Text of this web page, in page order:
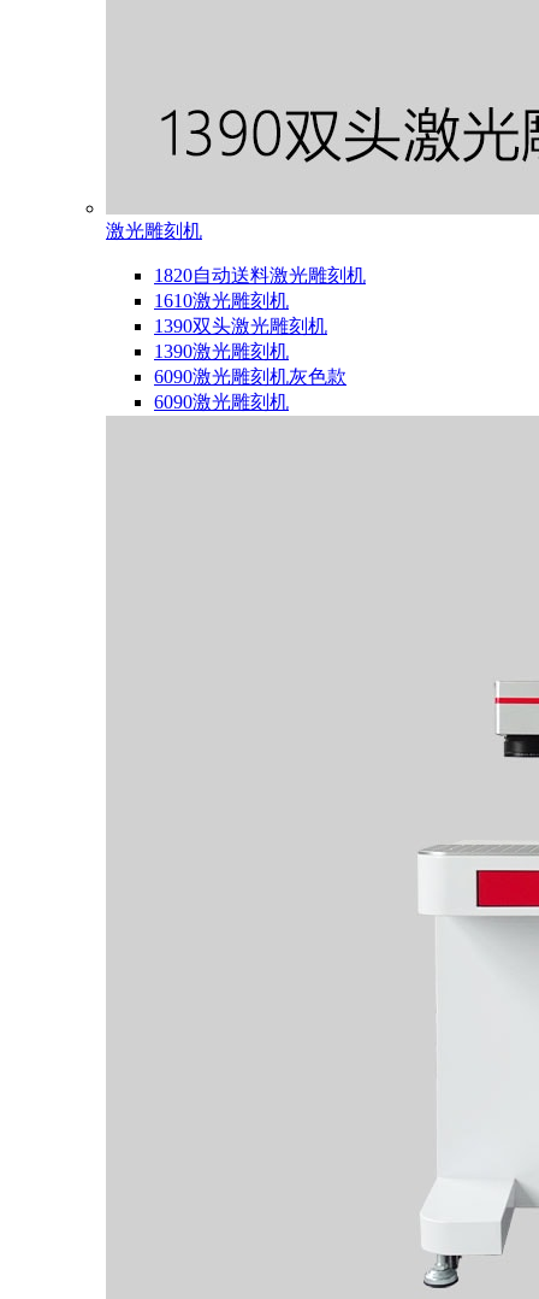
激光雕刻机
1820自动送料激光雕刻机
1610激光雕刻机
1390双头激光雕刻机
1390激光雕刻机
6090激光雕刻机灰色款
6090激光雕刻机